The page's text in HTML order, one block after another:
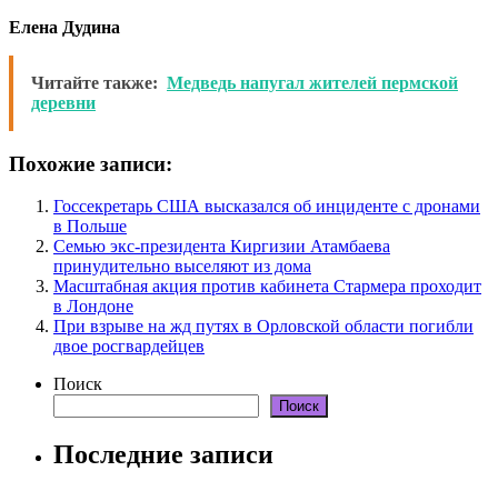
Елена Дудина
Читайте также: Медведь напугал жителей пермской
деревни
Похожие записи:
Госсекретарь США высказался об инциденте с дронами
в Польше
Семью экс-президента Киргизии Атамбаева
принудительно выселяют из дома
Масштабная акция против кабинета Стармера проходит
в Лондоне
При взрыве на жд путях в Орловской области погибли
двое росгвардейцев
Поиск
Поиск
Последние записи